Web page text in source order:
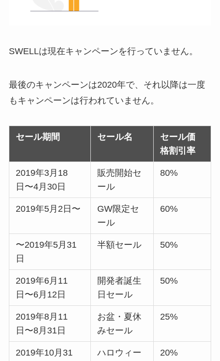
SWELLは現在キャンペーンを行っていません。
最後のキャンペーンは2020年で、それ以降は一度
もキャンペーンは行われていません。
セール期間 セール名
セール価
格割引率
2019年3月18
日〜4月30日
販売開始セ
ール
80%
2019年5月2日〜
GW限定セ
ール
60%
〜2019年5月31
日
半額セール 50%
2019年6月11
日〜6月12日
開発者誕生
日セール
50%
2019年8月11
日〜8月31日
お盆・夏休
みセール
25%
2019年10月31
ハロウィー
20%